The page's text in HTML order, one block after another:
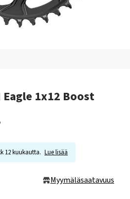
Eagle 1x12 Boost
12 kuukautta. Lue lisää
Myymäläsaatavuus